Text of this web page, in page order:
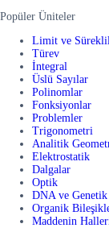
Popüler Üniteler
Limit ve
Türev
İntegral
Üslü Sayılar
Polinomlar
Fonksiyonlar
Problemler
Trigonometri
Analitik
Elektrostatik
Dalgalar
Optik
DNA ve
Organik
Maddenin